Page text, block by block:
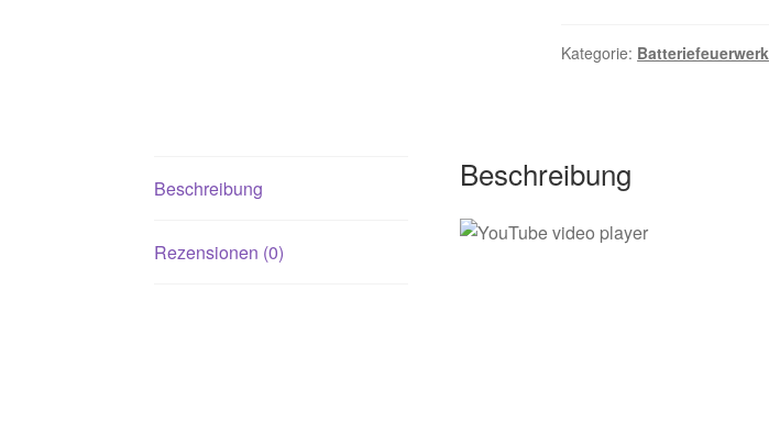
Kategorie: Batteriefeuerwerk
Beschreibung
Rezensionen (0)
Beschreibung